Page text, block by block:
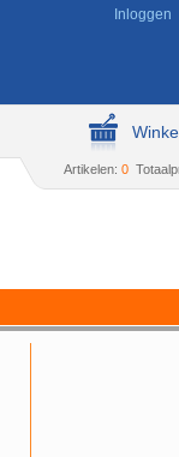
Inloggen
Artikelen: 0